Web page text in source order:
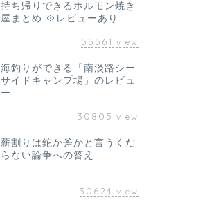
持ち帰りできるホルモン焼き
屋まとめ ※レビューあり
55561 view
海釣りができる「南淡路シー
サイドキャンプ場」のレビュ
ー
30805 view
薪割りは鉈か斧かと言うくだ
らない論争への答え
30624 view